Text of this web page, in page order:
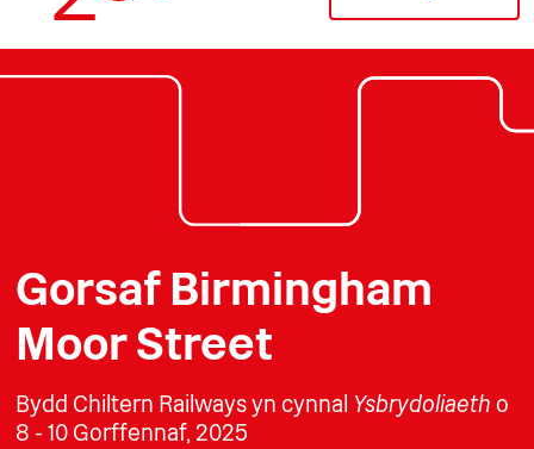
Gorsaf Birmingham
Moor Street
Bydd Chiltern Railways yn cynnal Ysbrydoliaeth o
8 - 10 Gorffennaf, 2025